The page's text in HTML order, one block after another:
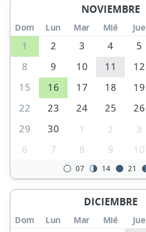
NOVIEMBRE
Dom Lun Mar Mié Jue
1 2 3 4 5
8
9 10 11 12
15
16 17 18 19
22
23 24 25 26
29
30 1 2 3
6
7 8 9 10
07 14 21
DICIEMBRE
Dom Lun Mar Mié Jue